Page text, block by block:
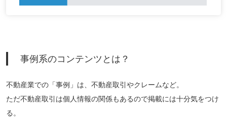
事例系のコンテンツとは？
不動産業での「事例」は、不動産取引やクレームなど。
ただ不動産取引は個人情報の関係もあるので掲載には十分気をつけ
る。